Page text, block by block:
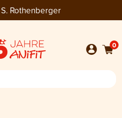
S. Rothenberger
0